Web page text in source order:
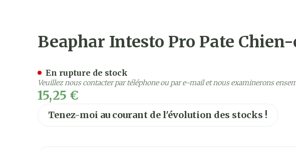
chat >15kg 20ml
Beaphar Intesto Pro Pate
15,25 €
Tenez-moi au courant de l'évolution des stocks !
En rupture de stock
Veuillez nous contacter par téléphone ou par e-mail et nous examinerons